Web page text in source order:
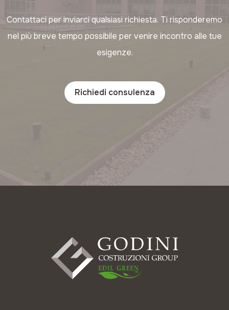
Contattaci per inviarci qualsiasi richiesta. Ti risponderemo
nel più breve tempo possibile per venire incontro alle tue
esigenze.
Richiedi consulenza